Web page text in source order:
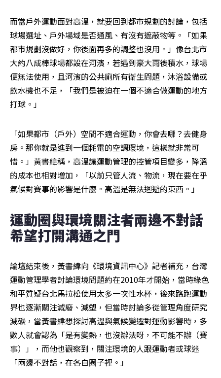
而當戶外運動面對高溫，就要回到都市規劃的討論，包括
球場選址、戶外場域是否通風、有沒有遮蔽物等。「如果
都市規劃沒做好，你後面再多的調整也沒用。」像台北市
大約八成棒球場都設在河濱，若遇到豪大雨後積水，球場
便無法使用，且河濱的公共廁所有衛生問題，沐浴設備或
飲水機也不足，「我們是被迫在一個不適合做運動的地方
打球。」
「如果都市（戶外）空間不適合運動，你會去哪？去健身
房。那你就是進到一個耗電的空調環境，這樣就非常可
惜。」黃書緯稱，高溫讓運動管理的控管項目變多，降溫
的成本也相對增加，「以前只管人流、物流，現在要在乎
氣候對賽事的影響是什麼。高溫是無法迴避的東西。」
運動圈與環境關注者兩邊不對話
希望打開溝通之門
論壇結束後，黃書緯向《環境資訊中心》記者補充，台灣
運動管理學者討論環境問題約在2010年才開始，當時綠色
和平質疑台北馬拉松使用太多一次性水杯，後來路跑運動
界也逐漸關注減廢、減塑，但當時討論多從管理角度研究
減碳，當黃書緯想探討高溫與氣候變遷對運動影響時，多
數人就會認為「是有變熱，也沒辦法呀，不可能不辦（賽
事）」，而他也觀察到，關注環境的人跟運動者或球迷
「兩邊不對話，在各自圈子裡。」